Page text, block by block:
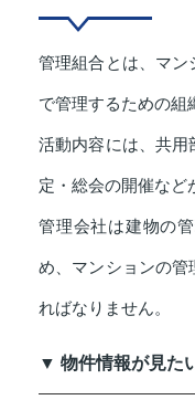
管理組合とは、マン
で管理するための組
活動内容には、共用
定・総会の開催など
管理会社は建物の
め、マンションの管
ればなりません。
▼ 物件情報が見た